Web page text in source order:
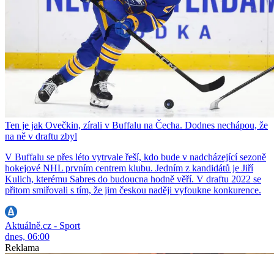
Ten je jak Ovečkin, zírali v Buffalu na Čecha. Dodnes nechápou, že
na ně v draftu zbyl
V Buffalu se přes léto vytrvale řeší, kdo bude v nadcházející sezoně
hokejové NHL prvním centrem klubu. Jedním z kandidátů je Jiří
Kulich, kterému Sabres do budoucna hodně věří. V draftu 2022 se
přitom smiřovali s tím, že jim českou naději vyfoukne konkurence.
Aktuálně.cz - Sport
dnes, 06:00
Reklama